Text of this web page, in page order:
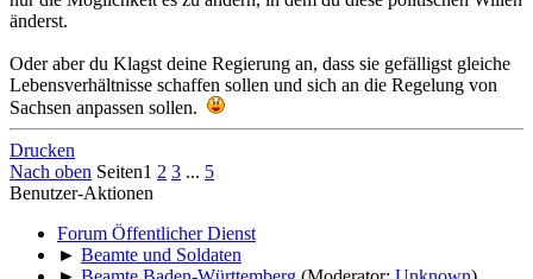
änderst.
Oder aber du Klagst deine Regierung an, dass sie gefälligst gleiche
Lebensverhältnisse schaffen sollen und sich an die Regelung von
Sachsen anpassen sollen.
Drucken
Nach oben Seiten1 2 3 ... 5
Benutzer-Aktionen
Forum Öffentlicher Dienst
► Beamte und Soldaten